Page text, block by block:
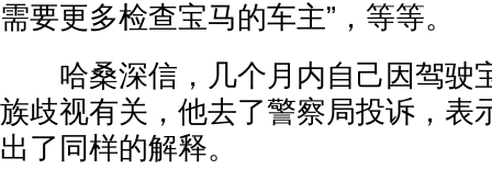
需要更多检查宝马的车主”，等等。
哈桑深信，几个月内自己因驾驶
族歧视有关，他去了警察局投诉，表
出了同样的解释。